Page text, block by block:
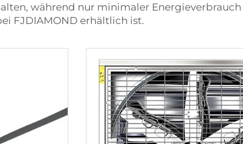
während nur minimaler Energieverbrauch
FJDIAMOND erhältlich ist.